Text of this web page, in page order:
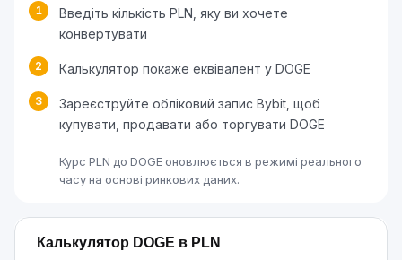
1
Введіть кількість PLN, яку ви хочете
конвертувати
2 Калькулятор покаже еквівалент у DOGE
3
Зареєструйте обліковий запис Bybit, щоб
купувати, продавати або торгувати DOGE
Курс PLN до DOGE оновлюється в режимі реального
часу на основі ринкових даних.
Калькулятор DOGE в PLN